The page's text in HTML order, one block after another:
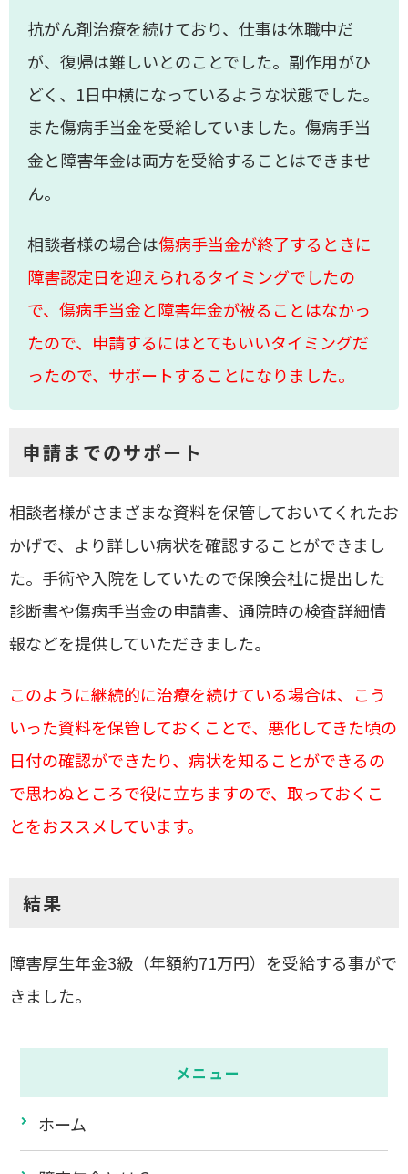
抗がん剤治療を続けており、仕事は休職中だ
が、復帰は難しいとのことでした。副作用がひ
どく、 1日中横になっているような状態でした。
また傷病手当金を受給していました。傷病手当
金と障害年金は両方を受給することはできませ
ん。
相談者様の場合は傷病手当金が終了するときに
障害認定日を迎えられるタイミングでしたの
で、傷病手当金と障害年金が被ることはなかっ
たので、申請するにはとてもいいタイミングだ
ったので、サポートすることになりました。
申請までのサポート
相談者様がさまざまな資料を保管しておいてくれたお
かげで、より詳しい病状を確認することができまし
た。手術や入院をしていたので保険会社に提出した
診断書や傷病手当金の申請書、通院時の検査詳細情
報などを提供していただきました。
このように継続的に治療を続けている場合は、こう
いった資料を保管しておくことで、悪化してきた頃の
日付の確認ができたり、病状を知ることができるの
で思わぬところで役に立ちますので、取っておくこ
とをおススメしています。
結果
障害厚生年金3級（年額約71万円）を受給する事がで
きました。
メニュー
ホーム